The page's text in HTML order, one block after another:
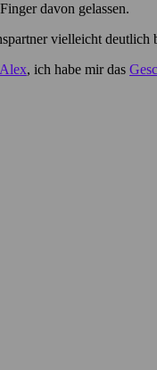
davon gelassen.
vielleicht deutlich
, ich habe mir das